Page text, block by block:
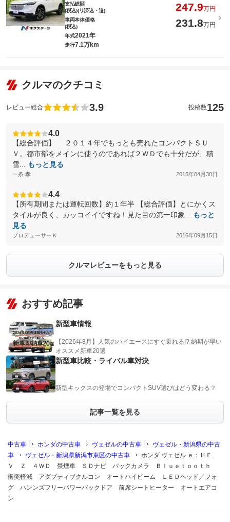
支払総額
(税込)(リ済込・追)
247.9万円
車両本体価格
(税込)
231.8万円
年式2021年
走行7.1万km
クルマのクチコミ
レビュー総合 3.9 投稿数125
4.0
【総合評価】 ２０１４年でもっとも売れたコンパクトＳＵ
Ｖ。都市部をメインに使うのであれば２ＷＤでも十分だが、積
雪...
もっと見る
一条 孝 2015年04月30日
4.4
【所有期間または運転回数】約１年半 【総合評価】とにかくス
タイルが良く、カッコイイですね！見た目の第一印象...
もっと
見る
プロデューサーＫ 2016年09月15日
クルマレビューをもっと見る
おすすめ記事
新型車情報
【2026年8月】人気のハイエースにすぐ乗れる!? 納期が早い
オススメ新車20選
新型車比較・ライバル車対決
新型キックスの登場でコンパクトSUV選びはどう変わる？
記事一覧を見る
中古車 ホンダの中古車 ヴェゼルの中古車
ヴェゼル・新潟県の中古
車
ヴェゼル・新潟県新潟市東区の中古車
ホンダ ヴェゼル ｅ：ＨＥ
Ｖ Ｚ ４ＷＤ 禁煙車 ＳＤナビ バックカメラ Ｂｌｕｅｔｏｏｔｈ
衝突軽減 アダプティブクルコン オートハイビーム ＬＥＤヘッド／フォ
グ ハンンズフリーパワーバックドア 前席シートヒーター オートエアコ
ン